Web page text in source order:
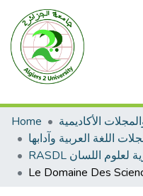
Home
الأكاديمية
اللغة العربية وآدابها